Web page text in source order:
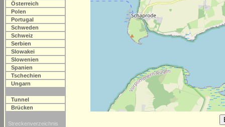
Österreich
Polen
Portugal
Schweden
Schweiz
Serbien
Slowakei
Slowenien
Spanien
Tschechien
Ungarn
Tunnel
Brücken
Streckenverzeichnis